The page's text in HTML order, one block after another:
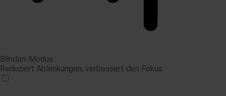
Blinden-Modus
Reduziert Ablenkungen, verbessert den Fokus